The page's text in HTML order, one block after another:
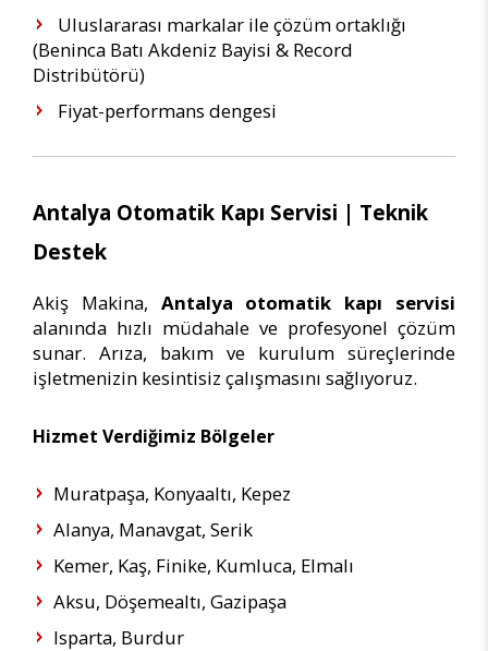
Uluslararası markalar ile çözüm ortaklığı
(Beninca Batı Akdeniz Bayisi & Record
Distribütörü)
Fiyat-performans dengesi
Antalya Otomatik Kapı Servisi | Teknik
Destek
Akiş Makina, Antalya otomatik kapı servisi
alanında hızlı müdahale ve profesyonel çözüm
sunar. Arıza, bakım ve kurulum süreçlerinde
işletmenizin kesintisiz çalışmasını sağlıyoruz.
Hizmet Verdiğimiz Bölgeler
Muratpaşa, Konyaaltı, Kepez
Alanya, Manavgat, Serik
Kemer, Kaş, Finike, Kumluca, Elmalı
Aksu, Döşemealtı, Gazipaşa
Isparta, Burdur